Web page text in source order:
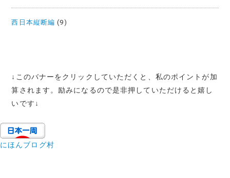
西日本縦断編 (9)
↓ このバナーをクリックしていただくと、私のポイントが加
算されます。励みになるので是非押していただけると嬉し
いです ↓
にほんブログ村